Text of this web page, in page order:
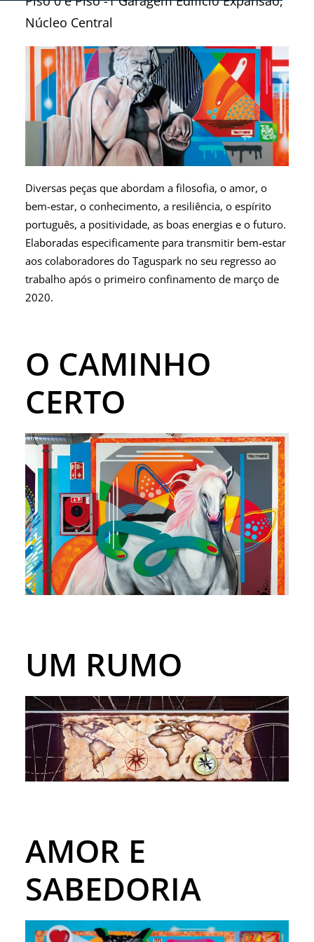
Núcleo Central
Diversas peças que abordam a filosofia, o amor, o
bem-estar, o conhecimento, a resiliência, o espírito
português, a positividade, as boas energias e o futuro.
Elaboradas especificamente para transmitir bem-estar
aos colaboradores do Taguspark no seu regresso ao
trabalho após o primeiro confinamento de março de
2020.
O CAMINHO
CERTO
UM RUMO
AMOR E
SABEDORIA